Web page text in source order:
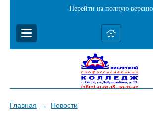
Перейти на полную версию
Главная → Новости